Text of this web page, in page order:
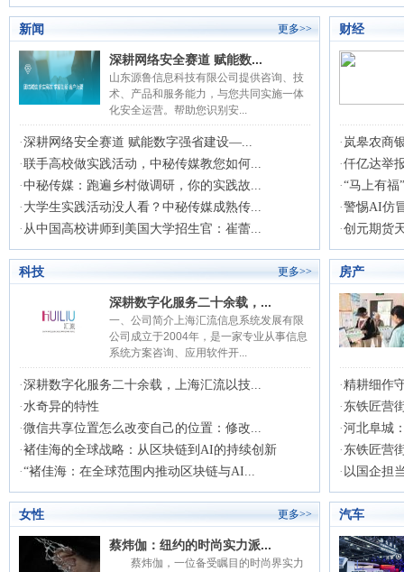
新闻 更多>>
深耕网络安全赛道 赋能数...
山东源鲁信息科技有限公司提供咨询、技
术、产品和服务能力，与您共同实施一体
化安全运营。帮助您识别安...
·深耕网络安全赛道 赋能数字强省建设—...
·联手高校做实践活动，中秘传媒教您如何...
·中秘传媒：跑遍乡村做调研，你的实践故...
· 大学生实践活动没人看？中秘传媒成熟传...
· 从中国高校讲师到美国大学招生官：崔蕾...
财经
· 岚皋农商
·仟亿达举
·“马上有福
·警惕AI仿
·创元期货
科技 更多>>
深耕数字化服务二十余载，...
一、公司简介上海汇流信息系统发展有限
公司成立于2004年，是一家专业从事信息
系统方案咨询、应用软件开...
·深耕数字化服务二十余载，上海汇流以技...
·水奇异的特性
·微信共享位置怎么改变自己的位置：修改...
·褚佳海的全球战略：从区块链到AI的持续创新
·“褚佳海：在全球范围内推动区块链与AI...
房产
·精耕细作
· 东铁匠营
·河北阜城
· 东铁匠营
· 以国企担
女性 更多>>
蔡炜伽：纽约的时尚实力派...
蔡炜伽，一位备受瞩目的时尚界实力
汽车